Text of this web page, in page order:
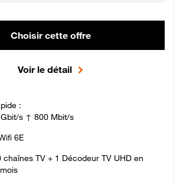
Choisir cette offre
Voir le détail
:
s ↑ 800 Mbit/s
6E
chaînes TV + 1 Décodeur TV UHD en